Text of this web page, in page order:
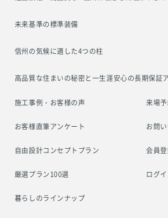
未来基準の標準装備
信州の気候に適した4つの柱
高品質な住まいの秘密と一生涯安心の長期保証
施工事例・お客様の声
お客様直筆アンケート
自由設計コンセプトプラン
厳選プラン100選
暮らしのラインナップ
来場
お問
会員
ログ